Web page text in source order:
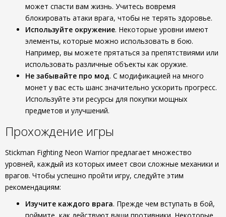
может спасти вам жизнь. Учитесь вовремя
блокировать атаки врага, чтобы не терять здоровье.
Используйте окружение. Некоторые уровни имеют
элементы, которые можно использовать в бою.
Например, вы можете прятаться за препятствиями или
использовать различные объекты как оружие.
Не забывайте про мод. С модификацией на много
монет у вас есть шанс значительно ускорить прогресс.
Используйте эти ресурсы для покупки мощных
предметов и улучшений.
Прохождение игры
Stickman Fighting Neon Warrior предлагает множество
уровней, каждый из которых имеет свои сложные механики и
врагов. Чтобы успешно пройти игру, следуйте этим
рекомендациям:
Изучите каждого врага. Прежде чем вступать в бой,